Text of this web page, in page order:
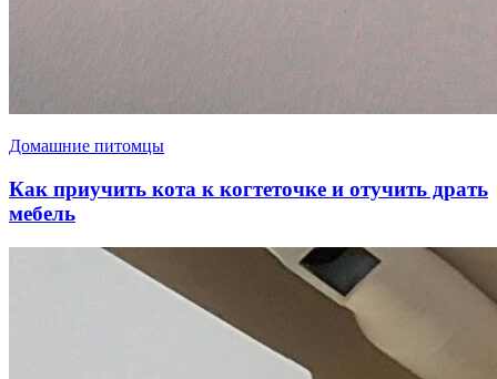
Домашние питомцы
Как приучить кота к когтеточке и отучить драть
мебель